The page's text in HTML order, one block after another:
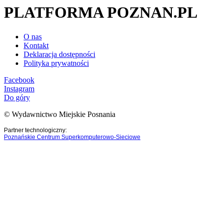
PLATFORMA POZNAN.PL
O nas
Kontakt
Deklaracja dostępności
Polityka prywatności
Facebook
Instagram
Do góry
© Wydawnictwo Miejskie Posnania
Partner technologiczny:
Poznańskie Centrum Superkomputerowo-Sieciowe